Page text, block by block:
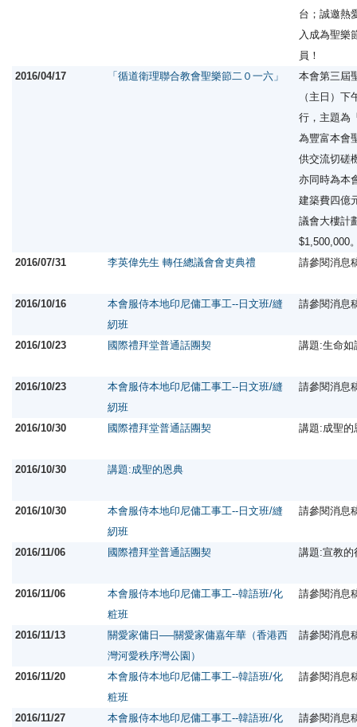
台；誠邀熱
入成為聖樂
員！
2016/04/17
「循道衛理聯合教會聖樂節二０一六」
本會第三屆
（主日）
行，主題為
為豐富本會
供交流切磋
亦同時為本
建築費四億
議會大樓計
$1,500,000
2016/07/31
李英偉先生 轉任總議會會吏典禮 請參閱消息
2016/10/16
本會服侍本地印尼傭工事工--日文班/縫
紉班
請參閱消息
2016/10/23 國際禮拜堂普通話團契 講題:生命
2016/10/23
本會服侍本地印尼傭工事工--日文班/縫
紉班
請參閱消息
2016/10/30 國際禮拜堂普通話團契 講題:成聖
2016/10/30 講題:成聖的恩典
2016/10/30
本會服侍本地印尼傭工事工--日文班/縫
紉班
請參閱消息
2016/11/06 國際禮拜堂普通話團契 講題:宣教
2016/11/06
本會服侍本地印尼傭工事工--韓語班/化
粧班
請參閱消息
2016/11/13
關愛家傭日──關愛家傭嘉年華（香港西
灣河愛秩序灣公園）
請參閱消息
2016/11/20
本會服侍本地印尼傭工事工--韓語班/化
粧班
請參閱消息
2016/11/27
本會服侍本地印尼傭工事工--韓語班/化
請參閱消息